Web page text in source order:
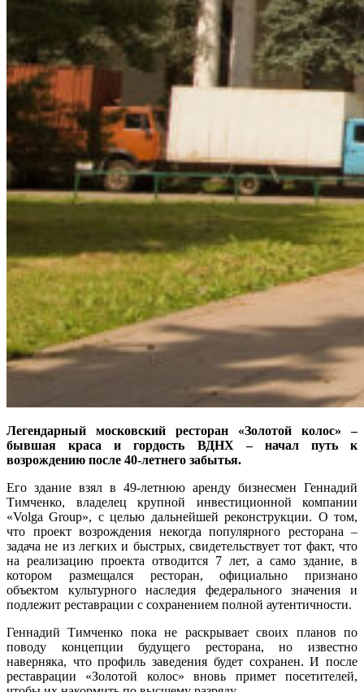
Легендарный московский ресторан «Золотой колос» –
бывшая краса и гордость ВДНХ – начал путь к
возрождению после 40-летнего забытья.
Его здание взял в 49-летнюю аренду бизнесмен Геннадий
Тимченко, владелец крупной инвестиционной компании
«Volga Group», с целью дальнейшей реконструкции. О том,
что проект возрождения некогда популярного ресторана –
задача не из легких и быстрых, свидетельствует тот факт, что
на реализацию проекта отводится 7 лет, а само здание, в
котором размещался ресторан, официально признано
объектом культурного наследия федерального значения и
подлежит реставрации с сохранением полной аутентичности.
Геннадий Тимченко пока не раскрывает своих планов по
поводу концепции будущего ресторана, но известно
наверняка, что профиль заведения будет сохранен. И после
реставрации «Золотой колос» вновь примет посетителей,